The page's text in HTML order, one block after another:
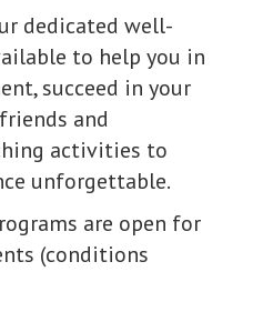
dedicated well-
to help you in
succeed in your
and
activities to
unforgettable.
are open for
(conditions